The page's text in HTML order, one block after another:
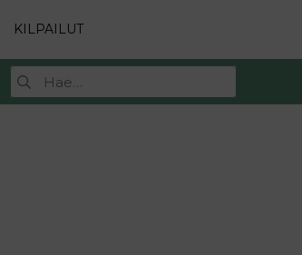
KILPAILUT